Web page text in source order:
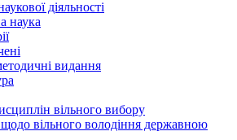
діяльності
наука
видання
вільного вибору
щодо вільного володіння державною